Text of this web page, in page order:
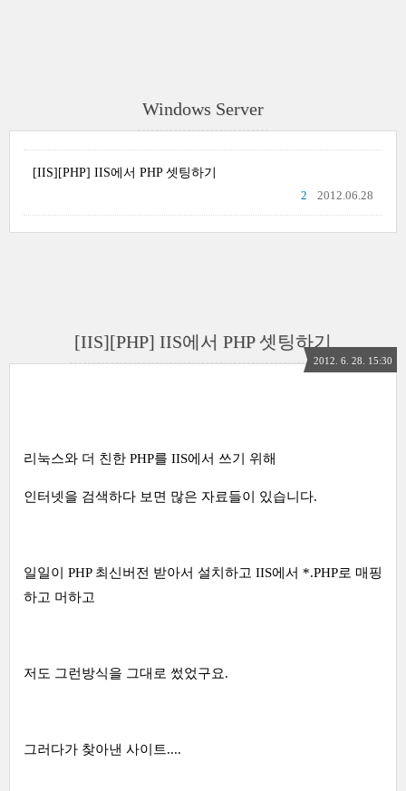
Windows Server
[IIS][PHP] IIS에서 PHP 셋팅하기
2012.06.28
2
[IIS][PHP] IIS에서 PHP 셋팅하기
2012. 6. 28. 15:30
리눅스와 더 친한 PHP를 IIS에서 쓰기 위해
인터넷을 검색하다 보면 많은 자료들이 있습니다.
일일이 PHP 최신버전 받아서 설치하고 IIS에서 *.PHP로 매핑
하고 머하고
저도 그런방식을 그대로 썼었구요.
그러다가 찾아낸 사이트....